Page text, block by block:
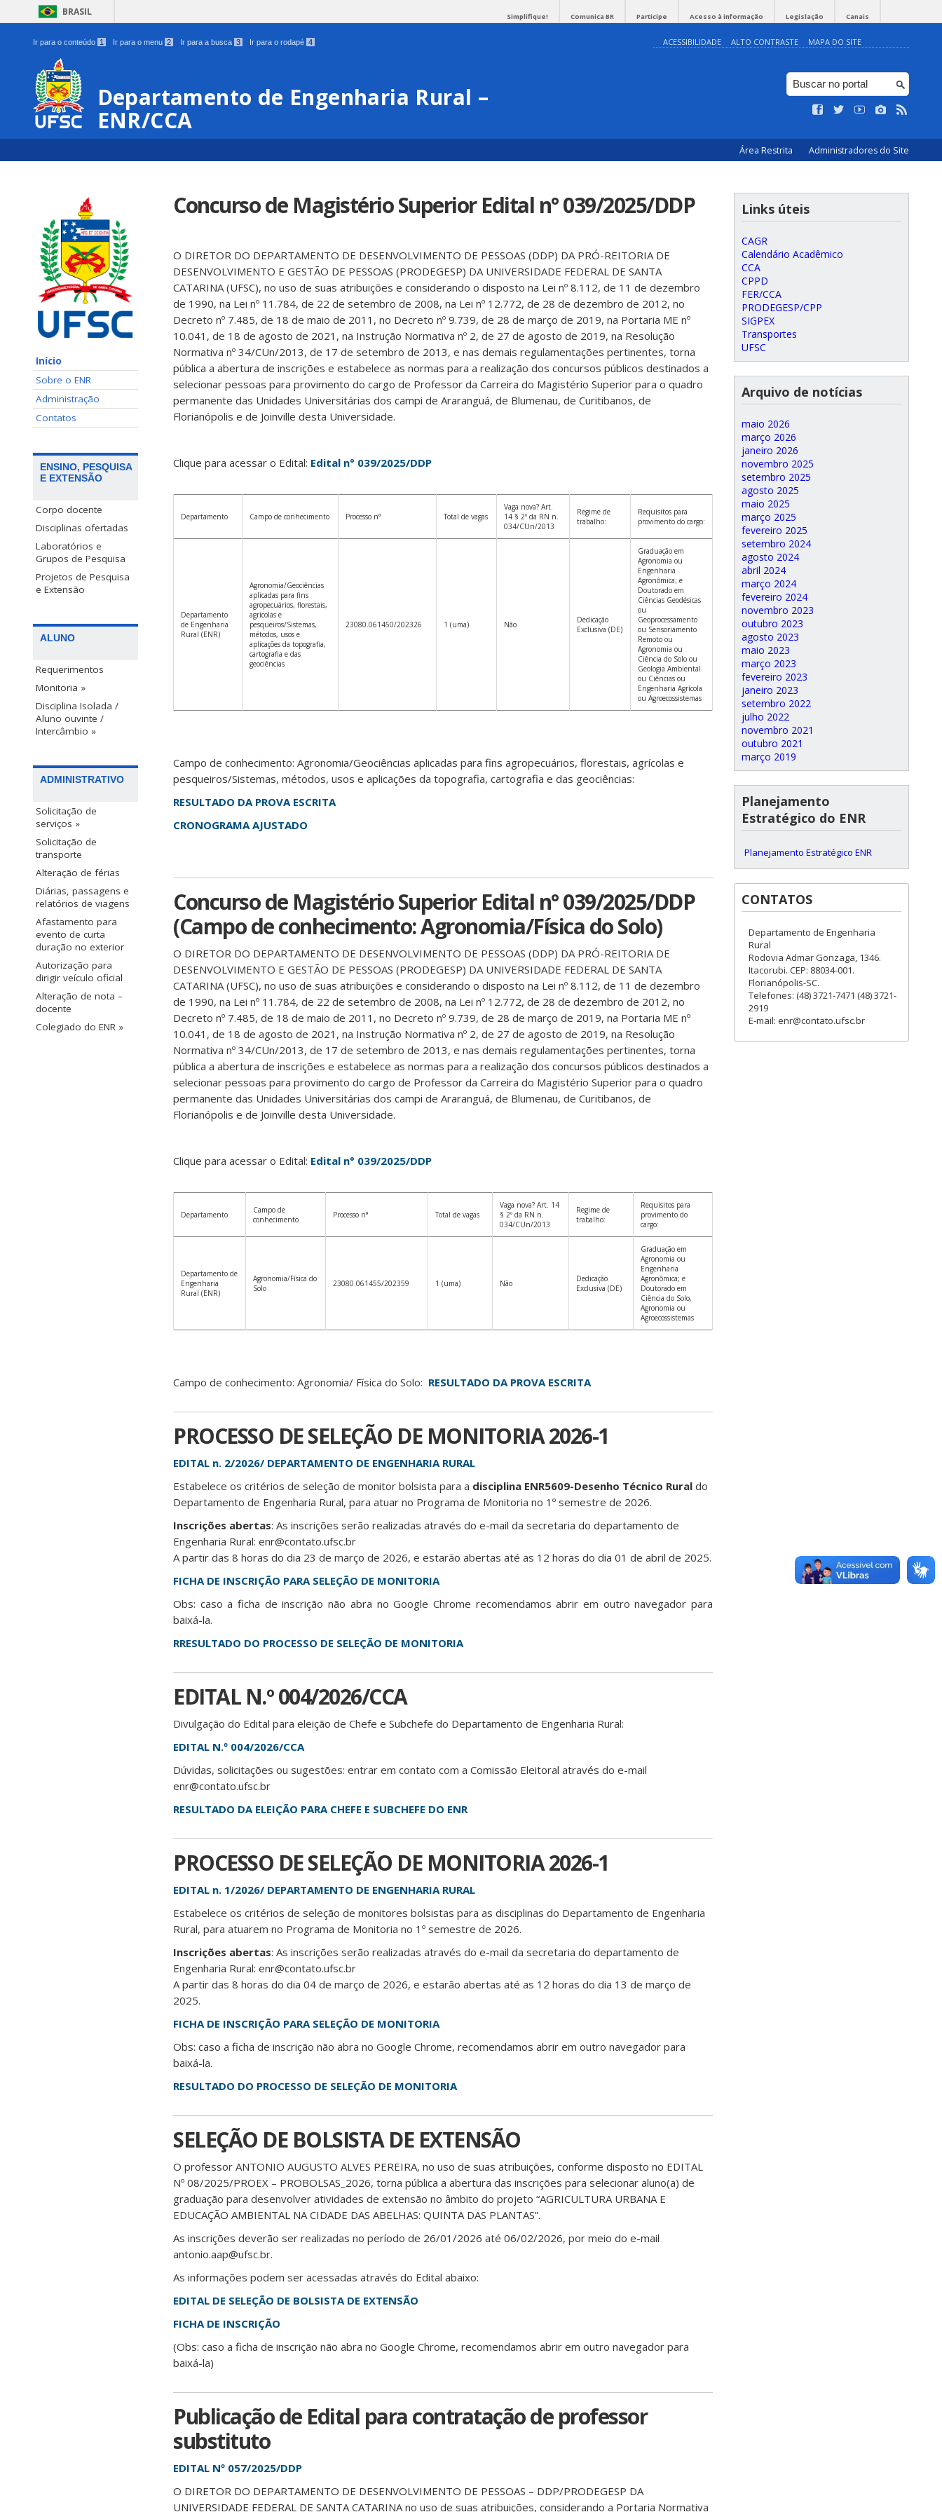
BRASIL Simplifique! Comunica BR Participe Acesso à informação Legislação Canais
Ir para o conteúdo 1 Ir para o menu 2 Ir para a busca 3 Ir para o rodapé 4 ACESSIBILIDADE ALTO CONTRASTE MAPA DO SITE
Departamento de Engenharia Rural –
ENR/CCA
Área Restrita Administradores do Site
Início
Sobre o ENR
Administração
Contatos
ENSINO, PESQUISA
E EXTENSÃO
Corpo docente
Disciplinas ofertadas
Laboratórios e
Grupos de Pesquisa
Projetos de Pesquisa
e Extensão
ALUNO
Requerimentos
Monitoria »
Disciplina Isolada /
Aluno ouvinte /
Intercâmbio »
ADMINISTRATIVO
Solicitação de
serviços »
Solicitação de
transporte
Alteração de férias
Diárias, passagens e
relatórios de viagens
Afastamento para
evento de curta
duração no exterior
Autorização para
dirigir veículo oficial
Alteração de nota –
docente
Colegiado do ENR »
Concurso de Magistério Superior Edital n° 039/2025/DDP
O DIRETOR DO DEPARTAMENTO DE DESENVOLVIMENTO DE PESSOAS (DDP) DA PRÓ-REITORIA DE
DESENVOLVIMENTO E GESTÃO DE PESSOAS (PRODEGESP) DA UNIVERSIDADE FEDERAL DE SANTA
CATARINA (UFSC), no uso de suas atribuições e considerando o disposto na Lei nº 8.112, de 11 de dezembro
de 1990, na Lei nº 11.784, de 22 de setembro de 2008, na Lei nº 12.772, de 28 de dezembro de 2012, no
Decreto nº 7.485, de 18 de maio de 2011, no Decreto nº 9.739, de 28 de março de 2019, na Portaria ME nº
10.041, de 18 de agosto de 2021, na Instrução Normativa nº 2, de 27 de agosto de 2019, na Resolução
Normativa nº 34/CUn/2013, de 17 de setembro de 2013, e nas demais regulamentações pertinentes, torna
pública a abertura de inscrições e estabelece as normas para a realização dos concursos públicos destinados a
selecionar pessoas para provimento do cargo de Professor da Carreira do Magistério Superior para o quadro
permanente das Unidades Universitárias dos campi de Araranguá, de Blumenau, de Curitibanos, de
Florianópolis e de Joinville desta Universidade.
Clique para acessar o Edital: Edital n° 039/2025/DDP
Departamento Campo de conhecimento Processo n° Total de vagas
Vaga nova? Art.
14 § 2º da RN n.
034/CUn/2013
Regime de
trabalho:
Requisitos para
provimento do cargo:
Departamento
de Engenharia
Rural (ENR)
Agronomia/Geociências
aplicadas para fins
agropecuários, florestais,
agrícolas e
pesqueiros/Sistemas,
métodos, usos e
aplicações da topografia,
cartografia e das
geociências
23080.061450/202326 1 (uma) Não
Dedicação
Exclusiva (DE)
Graduação em
Agronomia ou
Engenharia
Agronômica; e
Doutorado em
Ciências Geodésicas
ou
Geoprocessamento
ou Sensoriamento
Remoto ou
Agronomia ou
Ciência do Solo ou
Geologia Ambiental
ou Ciências ou
Engenharia Agrícola
ou Agroecossistemas
Campo de conhecimento: Agronomia/Geociências aplicadas para fins agropecuários, florestais, agrícolas e
pesqueiros/Sistemas, métodos, usos e aplicações da topografia, cartografia e das geociências:
RESULTADO DA PROVA ESCRITA
CRONOGRAMA AJUSTADO
Concurso de Magistério Superior Edital n° 039/2025/DDP
(Campo de conhecimento: Agronomia/Física do Solo)
O DIRETOR DO DEPARTAMENTO DE DESENVOLVIMENTO DE PESSOAS (DDP) DA PRÓ-REITORIA DE
DESENVOLVIMENTO E GESTÃO DE PESSOAS (PRODEGESP) DA UNIVERSIDADE FEDERAL DE SANTA
CATARINA (UFSC), no uso de suas atribuições e considerando o disposto na Lei nº 8.112, de 11 de dezembro
de 1990, na Lei nº 11.784, de 22 de setembro de 2008, na Lei nº 12.772, de 28 de dezembro de 2012, no
Decreto nº 7.485, de 18 de maio de 2011, no Decreto nº 9.739, de 28 de março de 2019, na Portaria ME nº
10.041, de 18 de agosto de 2021, na Instrução Normativa nº 2, de 27 de agosto de 2019, na Resolução
Normativa nº 34/CUn/2013, de 17 de setembro de 2013, e nas demais regulamentações pertinentes, torna
pública a abertura de inscrições e estabelece as normas para a realização dos concursos públicos destinados a
selecionar pessoas para provimento do cargo de Professor da Carreira do Magistério Superior para o quadro
permanente das Unidades Universitárias dos campi de Araranguá, de Blumenau, de Curitibanos, de
Florianópolis e de Joinville desta Universidade.
Clique para acessar o Edital: Edital n° 039/2025/DDP
Departamento
Campo de
conhecimento
Processo n° Total de vagas
Vaga nova? Art. 14
§ 2º da RN n.
034/CUn/2013
Regime de
trabalho:
Requisitos para
provimento do
cargo:
Departamento de
Engenharia
Rural (ENR)
Agronomia/Física do
Solo
23080.061455/202359 1 (uma) Não
Dedicação
Exclusiva (DE)
Graduação em
Agronomia ou
Engenharia
Agronômica; e
Doutorado em
Ciência do Solo,
Agronomia ou
Agroecossistemas
Campo de conhecimento: Agronomia/ Física do Solo: RESULTADO DA PROVA ESCRITA
PROCESSO DE SELEÇÃO DE MONITORIA 2026-1
EDITAL n. 2/2026/ DEPARTAMENTO DE ENGENHARIA RURAL
Estabelece os critérios de seleção de monitor bolsista para a disciplina ENR5609-Desenho Técnico Rural do
Departamento de Engenharia Rural, para atuar no Programa de Monitoria no 1º semestre de 2026.
Inscrições abertas: As inscrições serão realizadas através do e-mail da secretaria do departamento de
Engenharia Rural: enr@contato.ufsc.br
A partir das 8 horas do dia 23 de março de 2026, e estarão abertas até as 12 horas do dia 01 de abril de 2025.
FICHA DE INSCRIÇÃO PARA SELEÇÃO DE MONITORIA
Obs: caso a ficha de inscrição não abra no Google Chrome recomendamos abrir em outro navegador para
baixá-la.
RRESULTADO DO PROCESSO DE SELEÇÃO DE MONITORIA
EDITAL N.º 004/2026/CCA
Divulgação do Edital para eleição de Chefe e Subchefe do Departamento de Engenharia Rural:
EDITAL N.º 004/2026/CCA
Dúvidas, solicitações ou sugestões: entrar em contato com a Comissão Eleitoral através do e-mail
enr@contato.ufsc.br
RESULTADO DA ELEIÇÃO PARA CHEFE E SUBCHEFE DO ENR
PROCESSO DE SELEÇÃO DE MONITORIA 2026-1
EDITAL n. 1/2026/ DEPARTAMENTO DE ENGENHARIA RURAL
Estabelece os critérios de seleção de monitores bolsistas para as disciplinas do Departamento de Engenharia
Rural, para atuarem no Programa de Monitoria no 1º semestre de 2026.
Inscrições abertas: As inscrições serão realizadas através do e-mail da secretaria do departamento de
Engenharia Rural: enr@contato.ufsc.br
A partir das 8 horas do dia 04 de março de 2026, e estarão abertas até as 12 horas do dia 13 de março de
2025.
FICHA DE INSCRIÇÃO PARA SELEÇÃO DE MONITORIA
Obs: caso a ficha de inscrição não abra no Google Chrome, recomendamos abrir em outro navegador para
baixá-la.
RESULTADO DO PROCESSO DE SELEÇÃO DE MONITORIA
SELEÇÃO DE BOLSISTA DE EXTENSÃO
O professor ANTONIO AUGUSTO ALVES PEREIRA, no uso de suas atribuições, conforme disposto no EDITAL
Nº 08/2025/PROEX – PROBOLSAS_2026, torna pública a abertura das inscrições para selecionar aluno(a) de
graduação para desenvolver atividades de extensão no âmbito do projeto “AGRICULTURA URBANA E
EDUCAÇÃO AMBIENTAL NA CIDADE DAS ABELHAS: QUINTA DAS PLANTAS”.
As inscrições deverão ser realizadas no período de 26/01/2026 até 06/02/2026, por meio do e-mail
antonio.aap@ufsc.br.
As informações podem ser acessadas através do Edital abaixo:
EDITAL DE SELEÇÃO DE BOLSISTA DE EXTENSÃO
FICHA DE INSCRIÇÃO
(Obs: caso a ficha de inscrição não abra no Google Chrome, recomendamos abrir em outro navegador para
baixá-la)
Publicação de Edital para contratação de professor
substituto
EDITAL Nº 057/2025/DDP
O DIRETOR DO DEPARTAMENTO DE DESENVOLVIMENTO DE PESSOAS – DDP/PRODEGESP DA
UNIVERSIDADE FEDERAL DE SANTA CATARINA no uso de suas atribuições, considerando a Portaria Normativa
Links úteis
CAGR
Calendário Acadêmico
CCA
CPPD
FER/CCA
PRODEGESP/CPP
SIGPEX
Transportes
UFSC
Arquivo de notícias
maio 2026
março 2026
janeiro 2026
novembro 2025
setembro 2025
agosto 2025
maio 2025
março 2025
fevereiro 2025
setembro 2024
agosto 2024
abril 2024
março 2024
fevereiro 2024
novembro 2023
outubro 2023
agosto 2023
maio 2023
março 2023
fevereiro 2023
janeiro 2023
setembro 2022
julho 2022
novembro 2021
outubro 2021
março 2019
Planejamento
Estratégico do ENR
Planejamento Estratégico ENR
CONTATOS
Departamento de Engenharia
Rural
Rodovia Admar Gonzaga, 1346.
Itacorubi. CEP: 88034-001.
Florianópolis-SC.
Telefones: (48) 3721-7471 (48) 3721-
2919
E-mail: enr@contato.ufsc.br